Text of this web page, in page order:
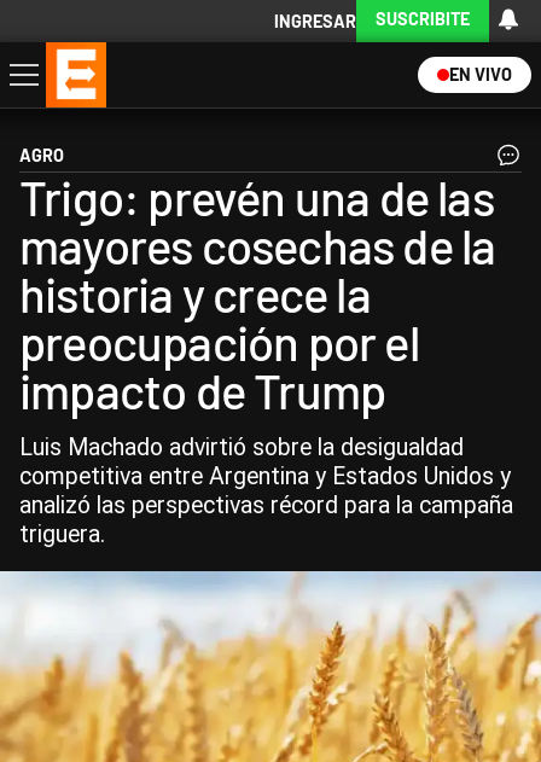
INGRESAR SUSCRIBITE
EN VIVO
Economía
Política
Internacional
Actualidad
Descargá la App
AGRO
Trigo: prevén una de las
mayores cosechas de la
historia y crece la
preocupación por el
impacto de Trump
Luis Machado advirtió sobre la desigualdad
competitiva entre Argentina y Estados Unidos y
analizó las perspectivas récord para la campaña
triguera.